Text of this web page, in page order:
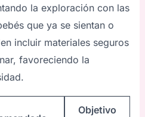
la exploración con las
que ya se sientan o
incluir materiales seguros
favoreciendo la
Objetivo